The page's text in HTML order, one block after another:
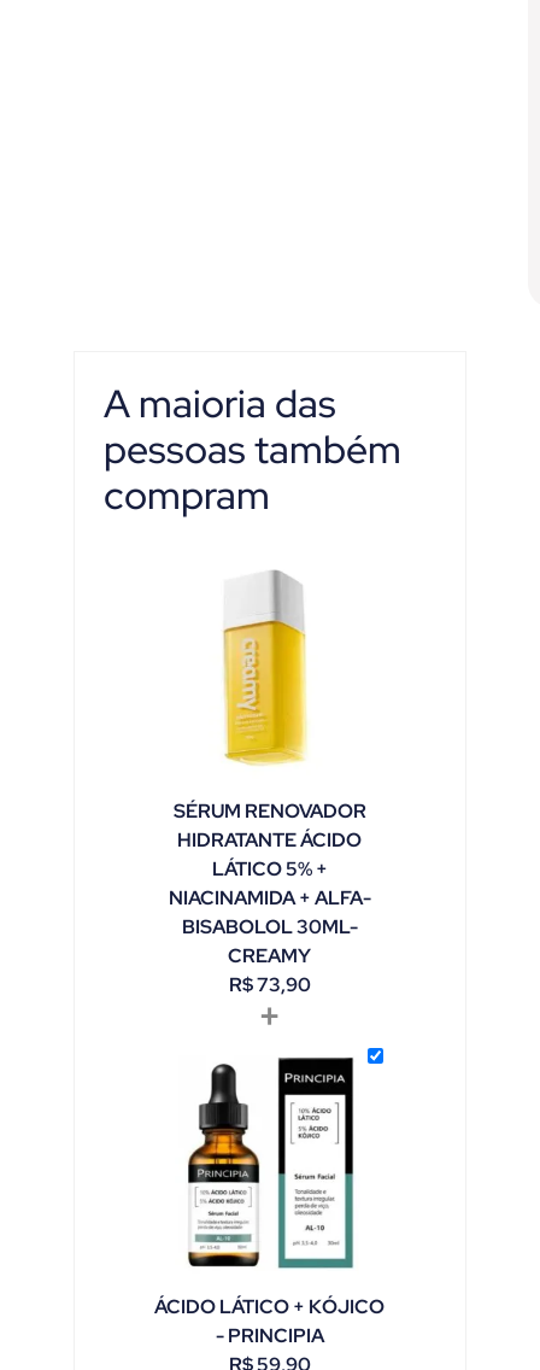
A maioria das
pessoas também
compram
SÉRUM RENOVADOR
HIDRATANTE ÁCIDO
LÁTICO 5% +
NIACINAMIDA + ALFA-
BISABOLOL 30ML-
CREAMY
R$73,90
+
ÁCIDO LÁTICO + KÓJICO
- PRINCIPIA